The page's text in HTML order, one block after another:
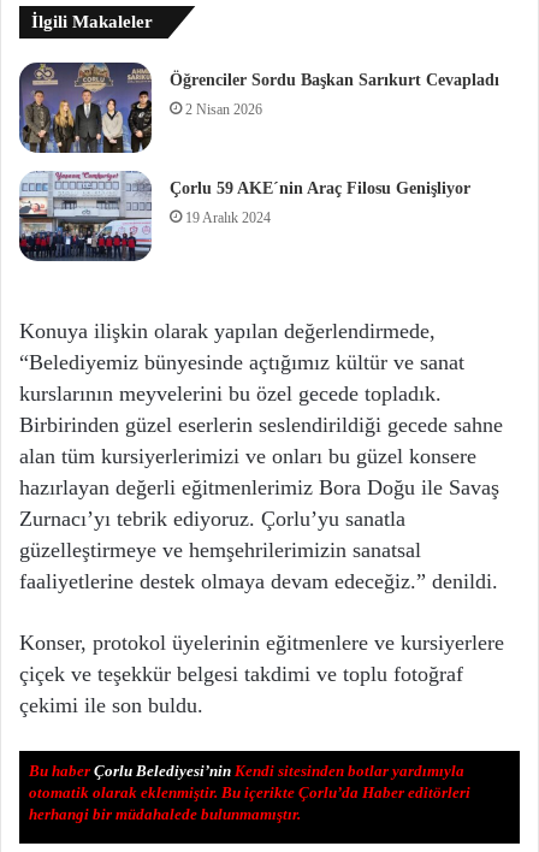
İlgili Makaleler
Öğrenciler Sordu Başkan Sarıkurt Cevapladı
2 Nisan 2026
Çorlu 59 AKE´nin Araç Filosu Genişliyor
19 Aralık 2024
Konuya ilişkin olarak yapılan değerlendirmede,
“Belediyemiz bünyesinde açtığımız kültür ve sanat
kurslarının meyvelerini bu özel gecede topladık.
Birbirinden güzel eserlerin seslendirildiği gecede sahne
alan tüm kursiyerlerimizi ve onları bu güzel konsere
hazırlayan değerli eğitmenlerimiz Bora Doğu ile Savaş
Zurnacı’yı tebrik ediyoruz. Çorlu’yu sanatla
güzelleştirmeye ve hemşehrilerimizin sanatsal
faaliyetlerine destek olmaya devam edeceğiz.” denildi.
Konser, protokol üyelerinin eğitmenlere ve kursiyerlere
çiçek ve teşekkür belgesi takdimi ve toplu fotoğraf
çekimi ile son buldu.
Bu haberÇorlu Belediyesi’nin Kendi sitesinden botlar yardımıyla
otomatik olarak eklenmiştir. Bu içerikte Çorlu’da Haber editörleri
herhangi bir müdahalede bulunmamıştır.